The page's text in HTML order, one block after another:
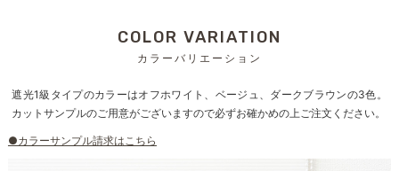
COLOR VARIATION
カラーバリエーション
遮光1級タイプのカラーはオフホワイト、ベージュ、ダークブラウンの3色。
カットサンプルのご用意がございますので必ずお確かめの上ご注文ください。
●カラーサンプル請求はこちら